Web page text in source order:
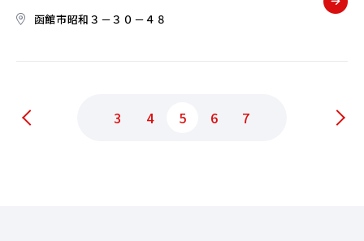
函館市昭和３－３０－４８
3 4 5 6 7